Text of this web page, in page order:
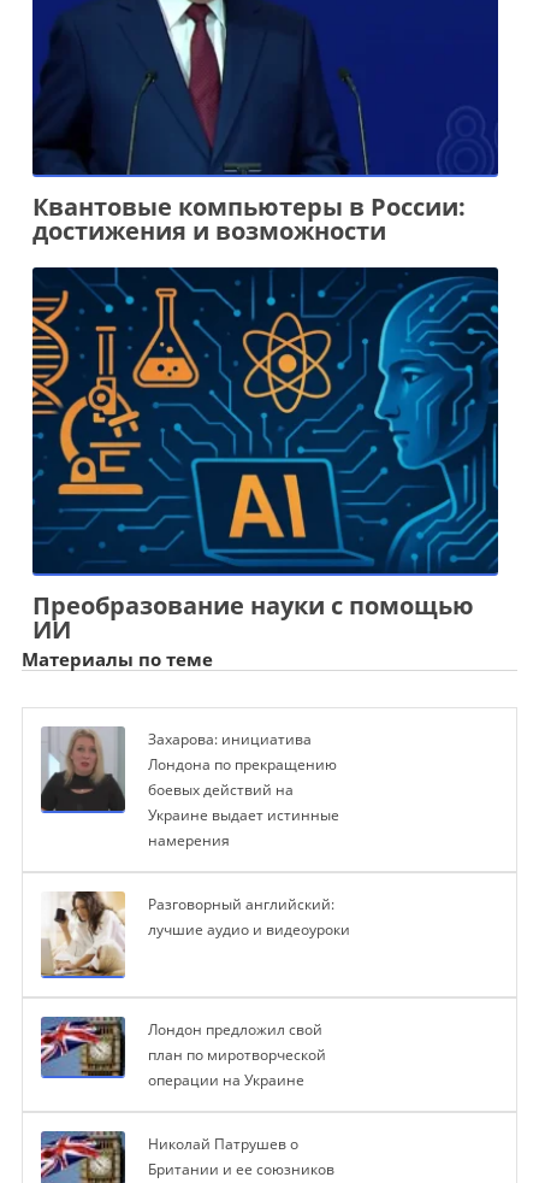
Квантовые компьютеры в России:
достижения и возможности
Преобразование науки с помощью
ИИ
Материалы по теме
Захарова: инициатива
Лондона по прекращению
боевых действий на
Украине выдает истинные
намерения
Разговорный английский:
лучшие аудио и видеоуроки
Лондон предложил свой
план по миротворческой
операции на Украине
Николай Патрушев о
Британии и ее союзников